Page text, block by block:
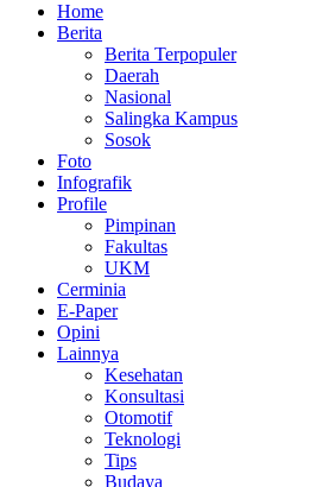
Home
Berita
Berita Terpopuler
Daerah
Nasional
Salingka Kampus
Sosok
Foto
Infografik
Profile
Pimpinan
Fakultas
UKM
Cerminia
E-Paper
Opini
Lainnya
Kesehatan
Konsultasi
Otomotif
Teknologi
Tips
Budaya